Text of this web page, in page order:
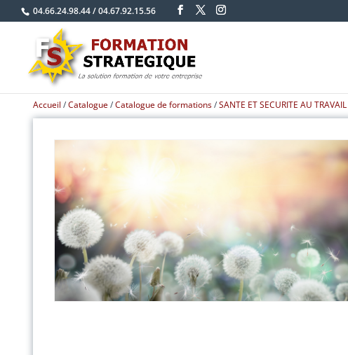
04.66.24.98.44/04.67.92.15.56
Accueil /Catalogue/Catalogue de formations/SANTE ET SECURITE AU TRAVAIL